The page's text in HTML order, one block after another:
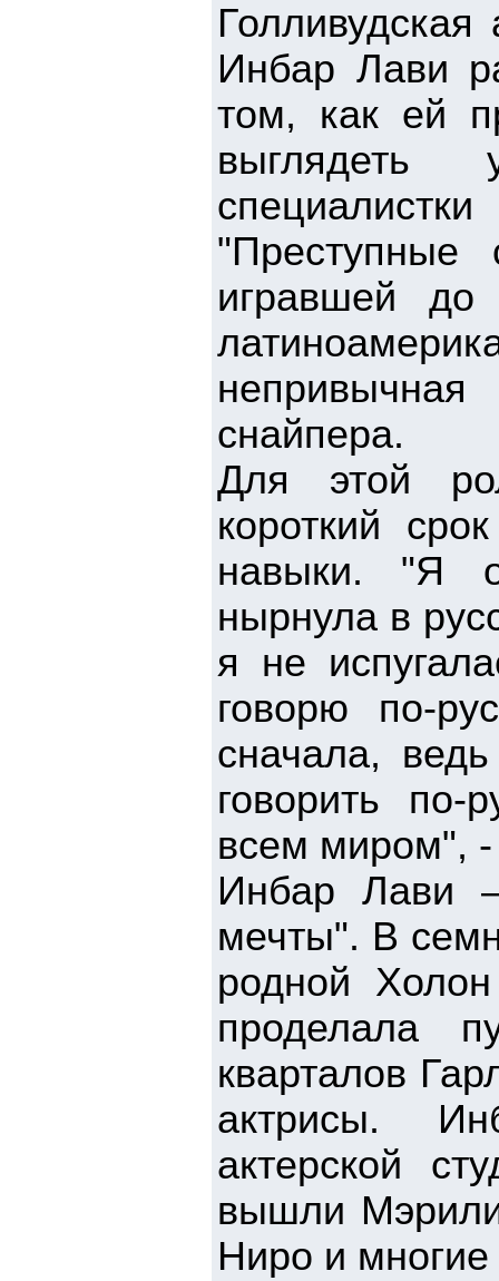
Голливудская
Инбар Лави
том, как ей
выглядеть
игравшей до
снайпера.
Для этой
короткий
навыки. "Я
нырнула в
я не
говорю по-
сначала,
говорить по-
всем миром", -
Инбар Лави
мечты". В
родной
проделала
кварталов
актрисы.
актерской
вышли
Ниро и многие